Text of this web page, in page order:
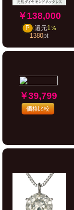
￥138,000
P 還元1％
1380pt
￥39,799
価格比較